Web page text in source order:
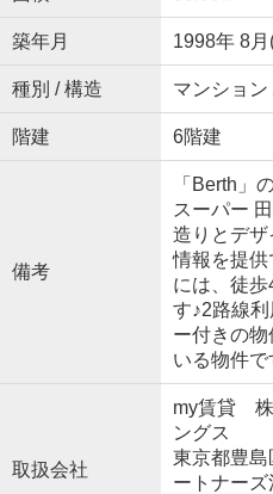
築年月 1998年 8
種別 / 構造 マンション
階建 6階建
備考
「Berth」
スーパー
造りとデザ
情報を提供
には、徒歩
す♪2路線
ー付きの
いる物件で
取扱会社
my賃貸 株
ングス
東京都豊
ートナー